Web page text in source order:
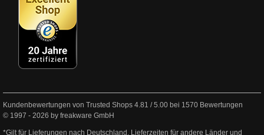
Kundenbewertungen von Trusted Shops 4.81 /5.00 bei 1570 Bewertungen
© 1997 - 2026 by freakware GmbH
*Gilt für Lieferungen nach Deutschland. Lieferzeiten für andere Länder und